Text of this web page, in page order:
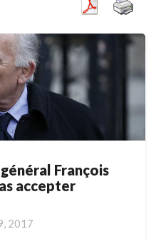
François
accepter
2017